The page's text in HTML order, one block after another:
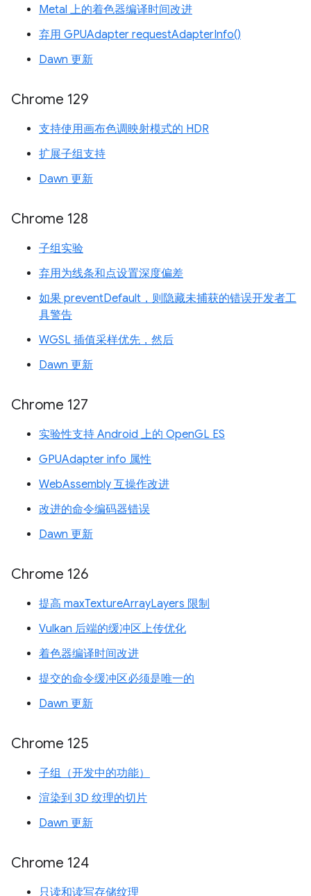
Metal 上的着色器编译时间改进
弃用 GPUAdapter requestAdapterInfo()
Dawn 更新
Chrome 129
支持使用画布色调映射模式的 HDR
扩展子组支持
Dawn 更新
Chrome 128
子组实验
弃用为线条和点设置深度偏差
如果 preventDefault，则隐藏未捕获的错误开发者工
具警告
WGSL 插值采样优先，然后
Dawn 更新
Chrome 127
实验性支持 Android 上的 OpenGL ES
GPUAdapter info 属性
WebAssembly 互操作改进
改进的命令编码器错误
Dawn 更新
Chrome 126
提高 maxTextureArrayLayers 限制
Vulkan 后端的缓冲区上传优化
着色器编译时间改进
提交的命令缓冲区必须是唯一的
Dawn 更新
Chrome 125
子组（开发中的功能）
渲染到 3D 纹理的切片
Dawn 更新
Chrome 124
只读和读写存储纹理